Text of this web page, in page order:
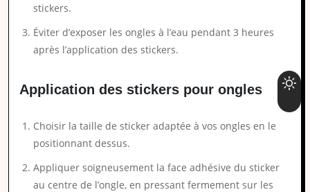
stickers.
Éviter d’exposer les ongles à l’eau pendant 3 heures
après l’application des stickers.
Application des stickers pour ongles
Choisir la taille de sticker adaptée à vos ongles en le
positionnant dessus.
Appliquer soigneusement la face adhésive du sticker
au centre de l’ongle, en pressant fermement sur les